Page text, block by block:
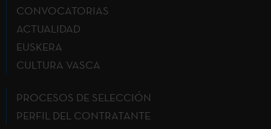
CONVOCATORIAS
ACTUALIDAD
EUSKERA
CULTURA VASCA
PROCESOS DE SELECCIÓN
PERFIL DEL CONTRATANTE